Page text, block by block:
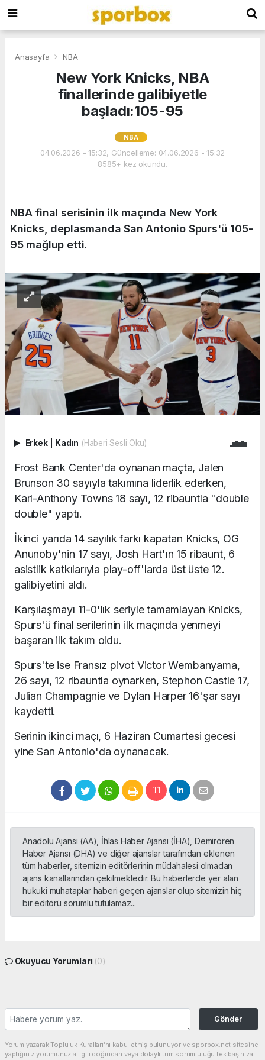
Anasayfa NBA
New York Knicks, NBA
finallerinde galibiyetle
başladı:105-95
NBA
04.06.2026 - 15:32, Güncelleme: 04.06.2026 - 15:32
8585+ kez okundu.
NBA final serisinin ilk maçında New York
Knicks, deplasmanda San Antonio Spurs'ü 105-
95 mağlup etti.
Erkek Kadın (Haberi Sesli Oku)
Frost Bank Center'da oynanan maçta, Jalen
Brunson 30 sayıyla takımına liderlik ederken,
Karl-Anthony Towns 18 sayı, 12 ribauntla "double
double" yaptı.
İkinci yarıda 14 sayılık farkı kapatan Knicks, OG
Anunoby'nin 17 sayı, Josh Hart'ın 15 ribaunt, 6
asistlik katkılarıyla play-off'larda üst üste 12.
galibiyetini aldı.
Karşılaşmayı 11-0'lık seriyle tamamlayan Knicks,
Spurs'ü final serilerinin ilk maçında yenmeyi
başaran ilk takım oldu.
Spurs'te ise Fransız pivot Victor Wembanyama,
26 sayı, 12 ribauntla oynarken, Stephon Castle 17,
Julian Champagnie ve Dylan Harper 16'şar sayı
kaydetti.
Serinin ikinci maçı, 6 Haziran Cumartesi gecesi
yine San Antonio'da oynanacak.
Anadolu Ajansı (AA), İhlas Haber Ajansı (İHA), Demirören
Haber Ajansı (DHA) ve diğer ajanslar tarafından eklenen
tüm haberler, sitemizin editörlerinin müdahalesi olmadan
ajans kanallarından çekilmektedir. Bu haberlerde yer alan
hukuki muhataplar haberi geçen ajanslar olup sitemizin hiç
bir editörü sorumlu tutulamaz...
Okuyucu Yorumları (0)
Gönder
Yorum yazarak Topluluk Kuralları’nı kabul etmiş bulunuyor ve sporbox.net sitesine
yaptığınız yorumunuzla ilgili doğrudan veya dolaylı tüm sorumluluğu tek başınıza